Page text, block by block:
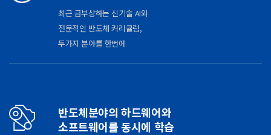
최근 급부상하는 신기술 AI와
전문적인 반도체 커리큘럼,
두가지 분야를 한번에
반도체분야의 하드웨어와
소프트웨어를 동시에 학습